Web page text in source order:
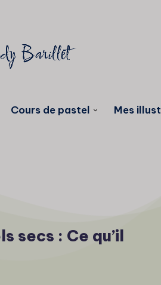
Cours de pastel Mes
secs : Ce qu’il